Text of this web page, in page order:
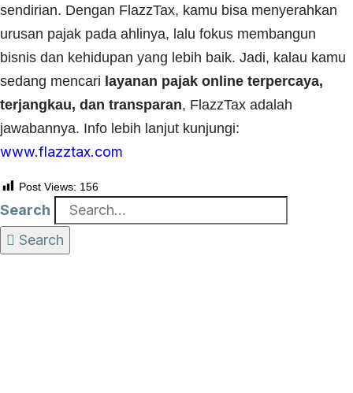
sendirian. Dengan FlazzTax, kamu bisa menyerahkan
urusan pajak pada ahlinya, lalu fokus membangun
bisnis dan kehidupan yang lebih baik. Jadi, kalau kamu
sedang mencari layanan pajak online terpercaya,
terjangkau, dan transparan, FlazzTax adalah
jawabannya. Info lebih lanjut kunjungi:
www.flazztax.com
Post Views: 156
Search
Search